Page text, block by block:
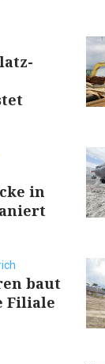
in
baut
Filiale